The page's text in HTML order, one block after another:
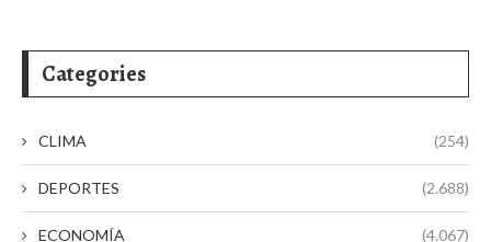
Categories
CLIMA (254)
DEPORTES (2.688)
ECONOMÍA (4.067)